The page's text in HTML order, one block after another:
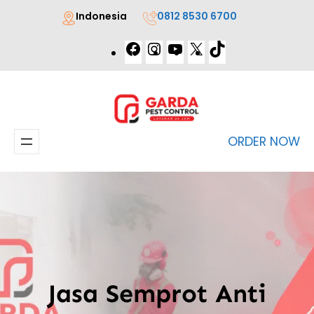
Indonesia 0812 8530 6700
Facebook
Instagram
YouTube
X
ORDER NOW
Jasa Semprot Anti